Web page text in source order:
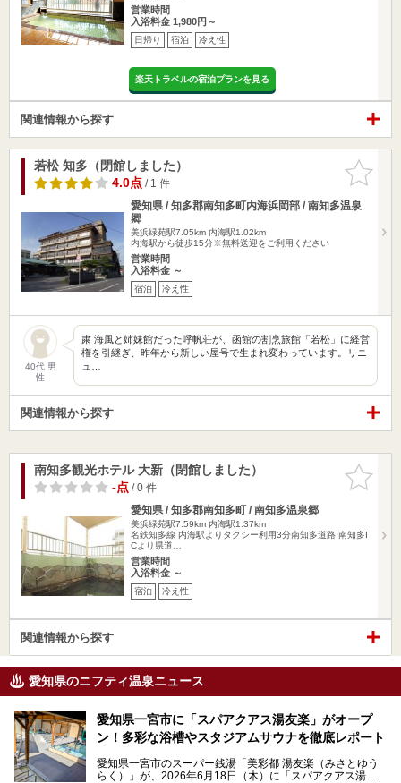
営業時間
入浴料金 1,980円～
日帰り 宿泊 冷え性
楽天トラベルの宿泊プランを見る
関連情報から探す
お気に入
りに追加
若松 知多（閉館しました）
4.0点/ 1 件
愛知県 / 知多郡南知多町内海浜岡部 / 南知多温泉
郷
美浜緑苑駅7.05km 内海駅1.02km
内海駅から徒歩15分※無料送迎をご利用ください
営業時間
入浴料金 ～
宿泊 冷え性
40代 男
性
粛 海風と姉妹館だった呼帆荘が、函館の割烹旅館「若松」に経営
権を引継ぎ、昨年から新しい屋号で生まれ変わっています。リニ
ュ…
関連情報から探す
お気に入
りに追加
南知多観光ホテル 大新（閉館しました）
-点/ 0 件
愛知県 / 知多郡南知多町 / 南知多温泉郷
美浜緑苑駅7.59km 内海駅1.37km
名鉄知多線 内海駅よりタクシー利用3分南知多道路 南知多I
Cより県道…
営業時間
入浴料金 ～
宿泊 冷え性
関連情報から探す
愛知県のニフティ温泉ニュース
愛知県一宮市に「スパアクアス湯友楽」がオープ
ン！多彩な浴槽やスタジアムサウナを徹底レポート
愛知県一宮市のスーパー銭湯「美彩都 湯友楽（みさとゆう
らく）」が、2026年6月18日（木）に「スパアクアス湯友